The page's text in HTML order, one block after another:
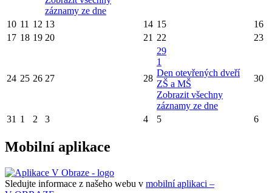
záznamy ze dne
10 11 12 13 14 15
16
17 18 19 20 21 22 23
24 25 26 27 28
29
1
Den otevřených dveří
ZŠ a MŠ
Zobrazit všechny
záznamy ze dne
30
31 1 2 3 4 5 6
Mobilní aplikace
Sledujte informace z našeho webu v mobilní aplikaci –